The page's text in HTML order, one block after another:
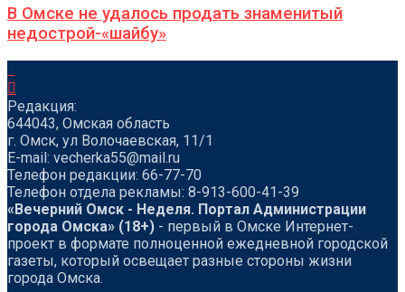
В Омске не удалось продать знаменитый
недострой-«шайбу»
Редакция:
644043, Омская область
г. Омск, ул Волочаевская, 11/1
Е-mail: vecherka55@mail.ru
Телефон редакции: 66-77-70
Телефон отдела рекламы: 8-913-600-41-39
«Вечерний Омск - Неделя. Портал Администрации
города Омска» (18+) - первый в Омске Интернет-
проект в формате полноценной ежедневной городской
газеты, который освещает разные стороны жизни
города Омска.